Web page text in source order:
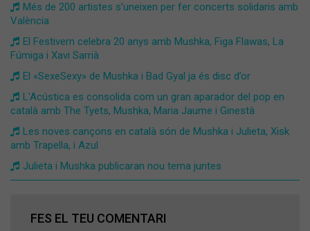
​Més de 200 artistes s’uneixen per fer concerts solidaris amb
València
El Festivern celebra 20 anys amb Mushka, Figa Flawas, La
Fúmiga i Xavi Sarrià
​El «SexeSexy» de Mushka i Bad Gyal ja és disc d’or
​L'Acústica es consolida com un gran aparador del pop en
català amb The Tyets, Mushka, Maria Jaume i Ginestà
Les noves cançons en català són de Mushka i Julieta, Xisk
amb Trapella, i Azul
​Julieta i Mushka publicaran nou tema juntes
FES EL TEU COMENTARI